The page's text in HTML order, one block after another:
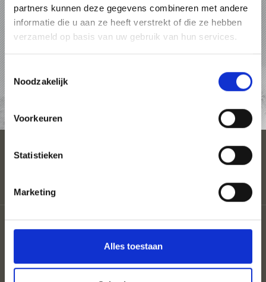
partners kunnen deze gegevens combineren met andere
informatie die u aan ze heeft verstrekt of die ze hebben
verzameld op basis van uw gebruik van hun services.
Toestemmingsselectie
Noodzakelijk
Voorkeuren
Statistieken
Marketing
Alles toestaan
VAKANTIE IN SCHLANDERS EN LAAS
PAKKETTEN
Partner
Coloron